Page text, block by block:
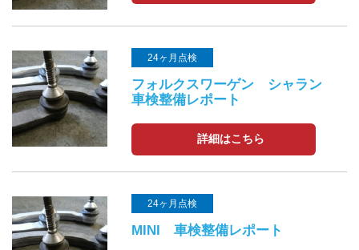
24ヶ月点検
フォルクスワーゲン シャラン
車検整備レポート
詳細はこちら
24ヶ月点検
MINI 車検整備レポート